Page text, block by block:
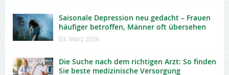
Saisonale Depression neu gedacht – Frauen
häufiger betroffen, Männer oft übersehen
03. März 2026
Die Suche nach dem richtigen Arzt: So finden
Sie beste medizinische Versorgung